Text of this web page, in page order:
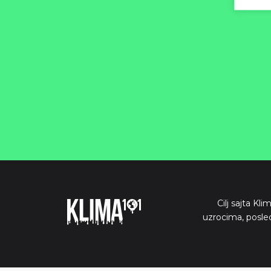
Cilj sajta
uzrocima,